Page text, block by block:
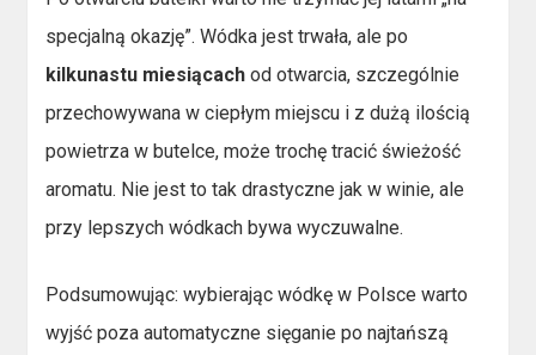
specjalną okazję”. Wódka jest trwała, ale po
kilkunastu miesiącach od otwarcia, szczególnie
przechowywana w ciepłym miejscu i z dużą ilością
powietrza w butelce, może trochę tracić świeżość
aromatu. Nie jest to tak drastyczne jak w winie, ale
przy lepszych wódkach bywa wyczuwalne.
Podsumowując: wybierając wódkę w Polsce warto
wyjść poza automatyczne sięganie po najtańszą